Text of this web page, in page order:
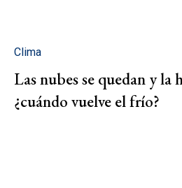
Clima
Las nubes se quedan y la
¿cuándo vuelve el frío?